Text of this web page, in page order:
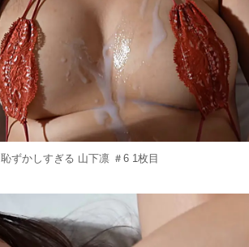
恥ずかしすぎる 山下凛 ＃6 1枚目